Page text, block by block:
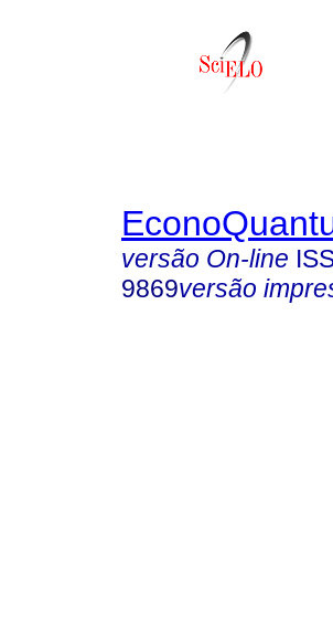
versão On-line
9869versão